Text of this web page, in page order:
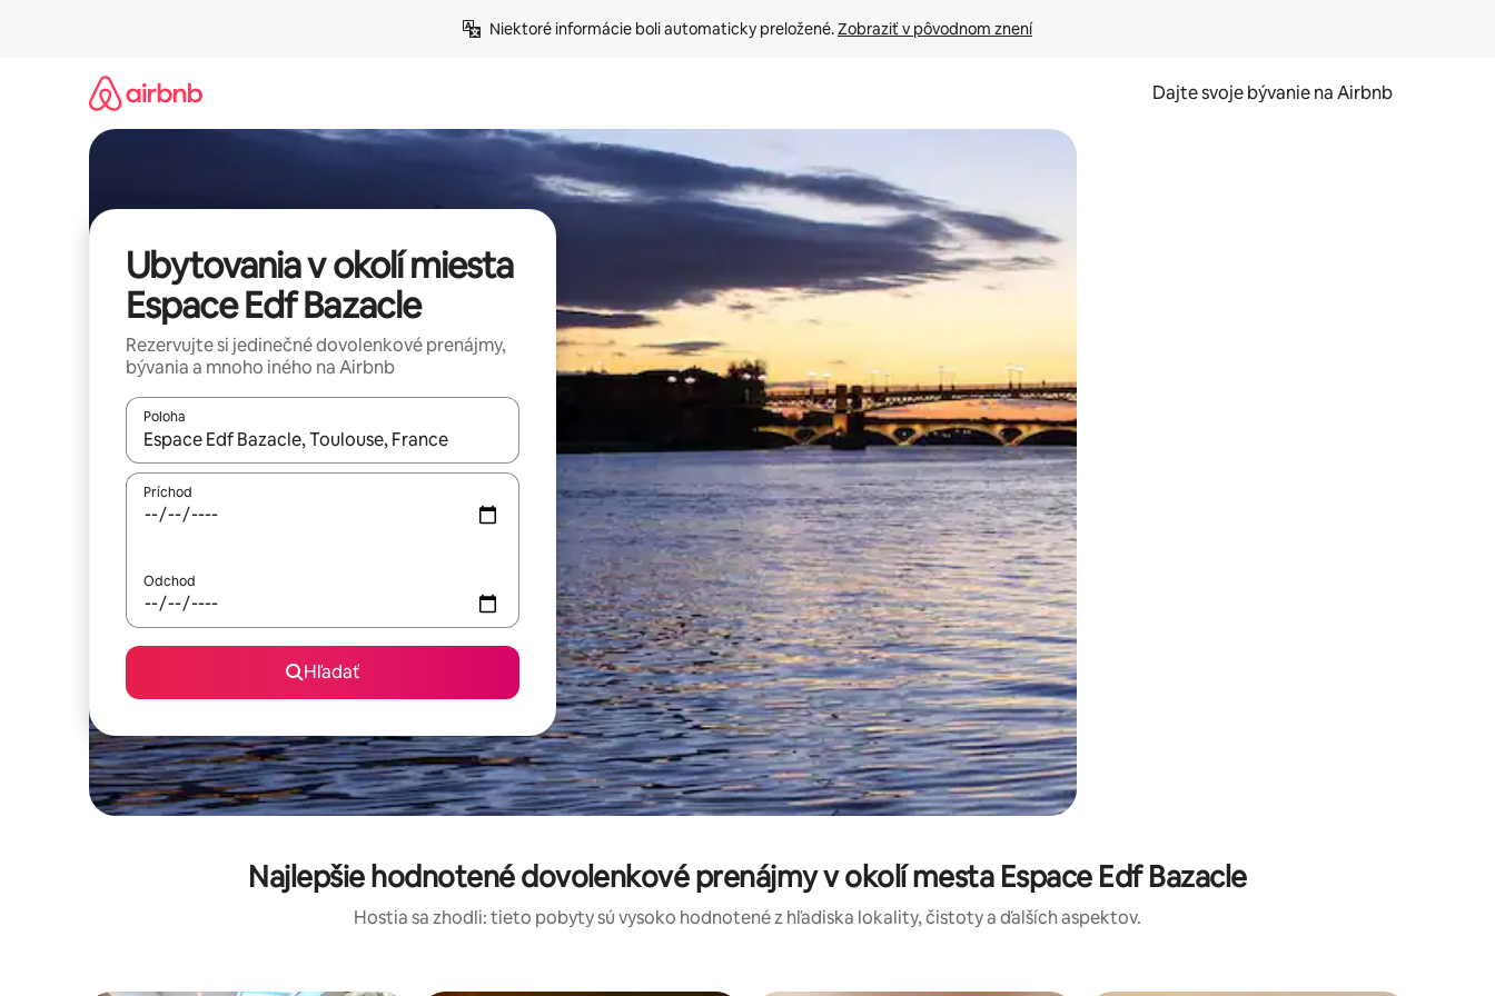
Niektoré informácie boli automaticky preložené. Zobraziť v pôvodnom znení
Dajte svoje bývanie na Airbnb
Ubytovania v okolí miesta
Espace Edf Bazacle
Rezervujte si jedinečné dovolenkové prenájmy,
bývania a mnoho iného na Airbnb
Poloha
Keď budú výsledky k dispozícii, môžete si ich prechádzať pomocou klávesov so šípkami nahor a nadol alebo ich preskúmať pomocou dotykových gest či potiahnutia prstom.
Príchod
Odchod
Hľadať
Najlepšie hodnotené dovolenkové prenájmy v okolí mesta Espace Edf Bazacle
Hostia sa zhodli: tieto pobyty sú vysoko hodnotené z hľadiska lokality, čistoty a ďalších aspektov.